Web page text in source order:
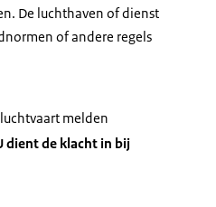
De luchthaven of dienst
of andere regels
melden
dient de klacht in bij